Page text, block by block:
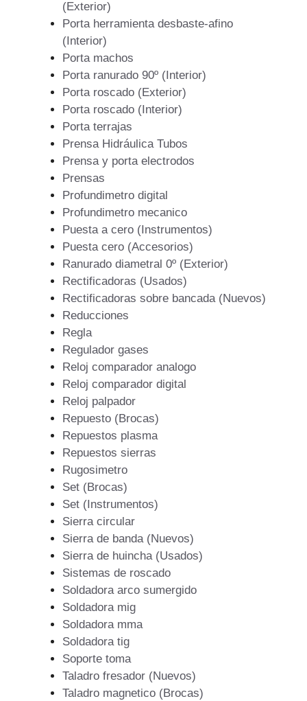
(Exterior)
Porta herramienta desbaste-afino
(Interior)
Porta machos
Porta ranurado 90º (Interior)
Porta roscado (Exterior)
Porta roscado (Interior)
Porta terrajas
Prensa Hidráulica Tubos
Prensa y porta electrodos
Prensas
Profundimetro digital
Profundimetro mecanico
Puesta a cero (Instrumentos)
Puesta cero (Accesorios)
Ranurado diametral 0º (Exterior)
Rectificadoras (Usados)
Rectificadoras sobre bancada (Nuevos)
Reducciones
Regla
Regulador gases
Reloj comparador analogo
Reloj comparador digital
Reloj palpador
Repuesto (Brocas)
Repuestos plasma
Repuestos sierras
Rugosimetro
Set (Brocas)
Set (Instrumentos)
Sierra circular
Sierra de banda (Nuevos)
Sierra de huincha (Usados)
Sistemas de roscado
Soldadora arco sumergido
Soldadora mig
Soldadora mma
Soldadora tig
Soporte toma
Taladro fresador (Nuevos)
Taladro magnetico (Brocas)